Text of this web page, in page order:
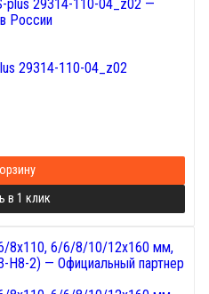
29314-110-04_z02
в 1 клик